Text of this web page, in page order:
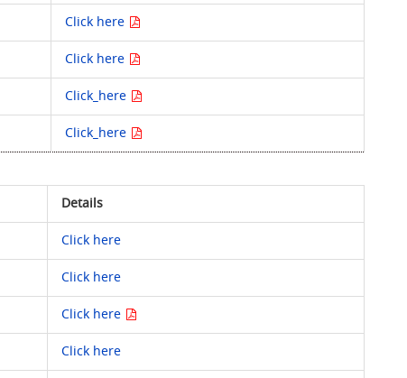
Click here
Click here
Click_here
Click_here
Details
Click here
Click here
Click here
Click here